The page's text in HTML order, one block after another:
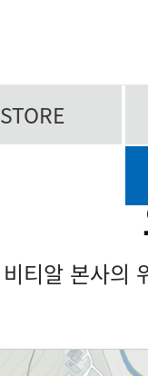
STORE
비티알 본사의